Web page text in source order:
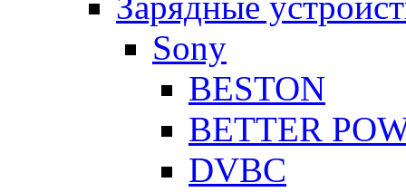
Sony
BESTON
BETTER
DVBC